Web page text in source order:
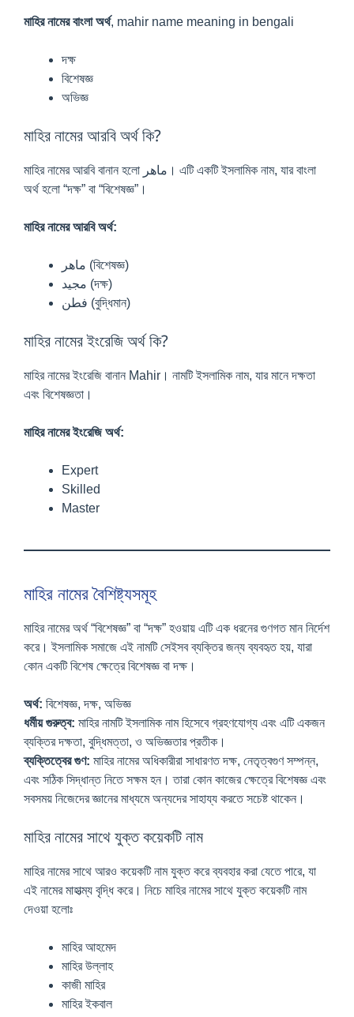
মাহির নামের বাংলা অর্থ, mahir name meaning in bengali
দক্ষ
বিশেষজ্ঞ
অভিজ্ঞ
মাহির নামের আরবি অর্থ কি?
মাহির নামের আরবি বানান হলো ماهر। এটি একটি ইসলামিক নাম, যার বাংলা
অর্থ হলো “দক্ষ” বা “বিশেষজ্ঞ”।
মাহির নামের আরবি অর্থ:
ماهر (বিশেষজ্ঞ)
مجيد (দক্ষ)
فطن (বুদ্ধিমান)
মাহির নামের ইংরেজি অর্থ কি?
মাহির নামের ইংরেজি বানান Mahir। নামটি ইসলামিক নাম, যার মানে দক্ষতা
এবং বিশেষজ্ঞতা।
মাহির নামের ইংরেজি অর্থ:
Expert
Skilled
Master
মাহির নামের বৈশিষ্ট্যসমূহ
মাহির নামের অর্থ “বিশেষজ্ঞ” বা “দক্ষ” হওয়ায় এটি এক ধরনের গুণগত মান নির্দেশ
করে। ইসলামিক সমাজে এই নামটি সেইসব ব্যক্তির জন্য ব্যবহৃত হয়, যারা
কোন একটি বিশেষ ক্ষেত্রে বিশেষজ্ঞ বা দক্ষ।
অর্থ: বিশেষজ্ঞ, দক্ষ, অভিজ্ঞ
ধর্মীয় গুরুত্ব: মাহির নামটি ইসলামিক নাম হিসেবে গ্রহণযোগ্য এবং এটি একজন
ব্যক্তির দক্ষতা, বুদ্ধিমত্তা, ও অভিজ্ঞতার প্রতীক।
ব্যক্তিত্বের গুণ: মাহির নামের অধিকারীরা সাধারণত দক্ষ, নেতৃত্বগুণ সম্পন্ন,
এবং সঠিক সিদ্ধান্ত নিতে সক্ষম হন। তারা কোন কাজের ক্ষেত্রে বিশেষজ্ঞ এবং
সবসময় নিজেদের জ্ঞানের মাধ্যমে অন্যদের সাহায্য করতে সচেষ্ট থাকেন।
মাহির নামের সাথে যুক্ত কয়েকটি নাম
মাহির নামের সাথে আরও কয়েকটি নাম যুক্ত করে ব্যবহার করা যেতে পারে, যা
এই নামের মাহাত্ম্য বৃদ্ধি করে। নিচে মাহির নামের সাথে যুক্ত কয়েকটি নাম
দেওয়া হলোঃ
মাহির আহমেদ
মাহির উল্লাহ
কাজী মাহির
মাহির ইকবাল